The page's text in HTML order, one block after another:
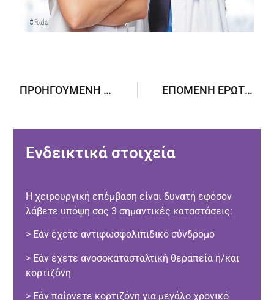
ΠΡΟΗΓΟΎΜΕΝΗ ΕΡΏΤΗΣΗ ΕΠΌΜΕΝΗ ΕΡΏΤΗΣΗ
Ενδεικτικά στοιχεία
Η χειρουργική επέμβαση είναι δυνατή εφόσον
λάβετε υπόψη σας 3 σημαντικές καταστάσεις:
> Εάν έχετε αντιφωσφολιπιδικό σύνδρομο
> Εάν έχετε ανοσοκατασταλτική θεραπεία ή/και
κορτιζόνη
> Εάν παίρνετε κορτιζόνη για μεγάλο χρονικό